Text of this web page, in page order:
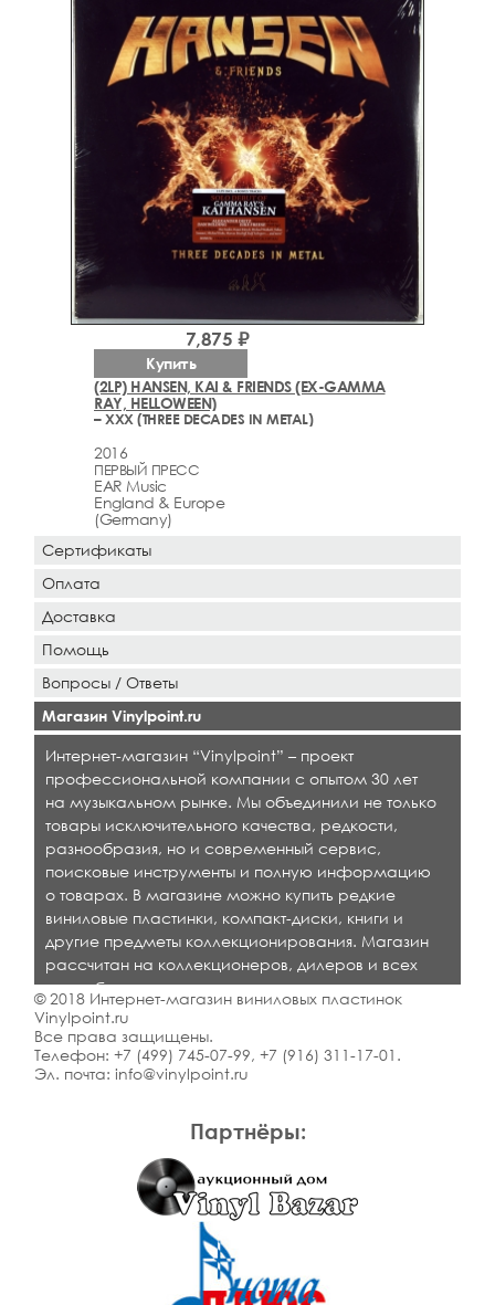
(2LP) HANSEN, KAI & FRIENDS (EX-GAMMA
RAY, HELLOWEEN)
– XXX (THREE DECADES IN METAL)
2016
ПЕРВЫЙ ПРЕСС
EAR Music
England & Europe
(Germany)
7,875 ₽
Купить
Партнёры:
Сертификаты
Оплата
Доставка
Помощь
Вопросы / Ответы
Магазин Vinylpoint.ru
Интернет-магазин “Vinylpoint” – проект
профессиональной компании с опытом 30 лет
на музыкальном рынке. Мы объединили не только
товары исключительного качества, редкости,
разнообразия, но и современный сервис,
поисковые инструменты и полную информацию
о товарах. В магазине можно купить редкие
виниловые пластинки, компакт-диски, книги и
другие предметы коллекционирования. Магазин
рассчитан на коллекционеров, дилеров и всех
кто любит качественную музыку.
© 2018 Интернет-магазин виниловых пластинок
Vinylpoint.ru
Все права защищены.
Телефон: +7 (499) 745-07-99, +7 (916) 311-17-01 .
Эл. почта: info@vinylpoint.ru